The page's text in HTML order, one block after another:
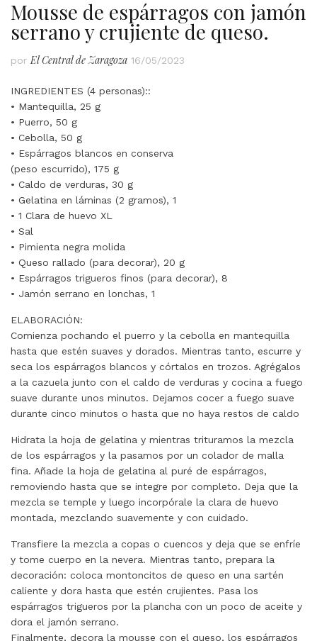
Mousse de espárragos con jamón
serrano y crujiente de queso.
por El Central de Zaragoza 16/05/2023
INGREDIENTES (4 personas)::
• Mantequilla, 25 g
• Puerro, 50 g
• Cebolla, 50 g
• Espárragos blancos en conserva
(peso escurrido), 175 g
• Caldo de verduras, 30 g
• Gelatina en láminas (2 gramos), 1
• 1 Clara de huevo XL
• Sal
• Pimienta negra molida
• Queso rallado (para decorar), 20 g
• Espárragos trigueros finos (para decorar), 8
• Jamón serrano en lonchas, 1
ELABORACIÓN:
Comienza pochando el puerro y la cebolla en mantequilla
hasta que estén suaves y dorados. Mientras tanto, escurre y
seca los espárragos blancos y córtalos en trozos. Agrégalos
a la cazuela junto con el caldo de verduras y cocina a fuego
suave durante unos minutos. Dejamos cocer a fuego suave
durante cinco minutos o hasta que no haya restos de caldo
Hidrata la hoja de gelatina y mientras trituramos la mezcla
de los espárragos y la pasamos por un colador de malla
fina. Añade la hoja de gelatina al puré de espárragos,
removiendo hasta que se integre por completo. Deja que la
mezcla se temple y luego incorpórale la clara de huevo
montada, mezclando suavemente y con cuidado.
Transfiere la mezcla a copas o cuencos y deja que se enfríe
y tome cuerpo en la nevera. Mientras tanto, prepara la
decoración: coloca montoncitos de queso en una sartén
caliente y dora hasta que estén crujientes. Pasa los
espárragos trigueros por la plancha con un poco de aceite y
dora el jamón serrano.
Finalmente, decora la mousse con el queso, los espárragos